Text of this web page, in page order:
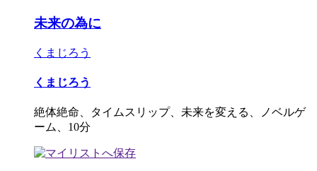
未来の為に
くまじろう
くまじろう
絶体絶命、タイムスリップ、未来を変える、ノベルゲ
ーム、10分